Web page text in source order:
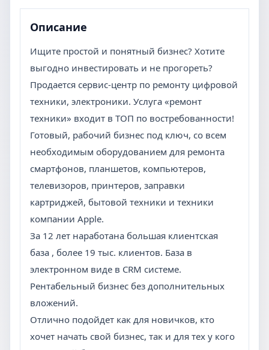
Описание
Ищите простой и понятный бизнес? Хотите
выгодно инвестировать и не прогореть?
Продается сервис-центр по ремонту цифровой
техники, электроники. Услуга «ремонт
техники» входит в ТОП по востребованности!
Готовый, рабочий бизнес под ключ, со всем
необходимым оборудованием для ремонта
смартфонов, планшетов, компьютеров,
телевизоров, принтеров, заправки
картриджей, бытовой техники и техники
компании Apple.
За 12 лет наработана большая клиентская
база , более 19 тыс. клиентов. База в
электронном виде в CRM системе.
Рентабельный бизнес без дополнительных
вложений.
Отлично подойдет как для новичков, кто
хочет начать свой бизнес, так и для тех у кого